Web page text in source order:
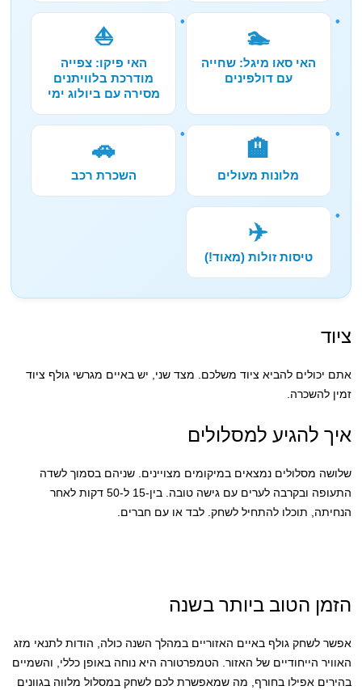
🏊
האי סאו מיגל: שחייה
עם דולפינים
⛵
האי פיקו: צפייה
מודרכת בלוויתנים
מסירה עם ביולוג ימי
🏨
מלונות מעולים
🚗
השכרת רכב
✈️
טיסות זולות (מאוד!)
ציוד
אתם יכולים להביא ציוד משלכם. מצד שני, יש באיים מגרשי גולף ציוד
זמין להשכרה.
איך להגיע למסלולים
שלושה מסלולים נמצאים במיקומים מצויינים. שניהם בסמוך לשדה
התעופה ובקרבה לערים עם גישה טובה. בין-15 ל-50 דקות לאחר
הנחיתה, תוכלו להתחיל לשחק. לבד או עם חברים.
הזמן הטוב ביותר בשנה
אפשר לשחק גולף באיים האזוריים במהלך השנה כולה, הודות לתנאי מזג
האוויר הייחודיים של האזור. הטמפרטורה היא נוחה באופן כללי, והשמיים
בהירים אפילו בחורף, מה שמאפשרת לכם לשחק במסלול מלווה בגוונים